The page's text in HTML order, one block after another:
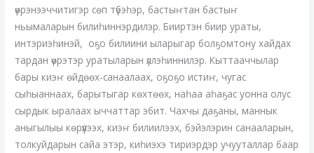
үөрэнээччитигэр сөп түбэһэр, бастыҥтан бастыҥ
ньымаларын билиһиннэрдилэр. Бииртэн биир ураты,
интэриэһинэй, оҕо билиини ыларыгар болҕомтону хайдах
тардан үөрэтэр уратыларын үллэһиннилэр. Кыттааччылар
бары киэҥ өйдөөх-санаалаах, оҕоҕо истиҥ, чугас
сыһыаннаах, барытыгар көхтөөх, наһаа аһаҕас уонна олус
сырдык ыралаах ыччаттар эбит. Чахчы даҕаны, маннык
аныгылыы көрүүлээх, киэҥ билиилээх, бэйэлэрин санааларын,
толкуйдарын сайа этэр, киһиэхэ тириэрдэр учууталлар баар